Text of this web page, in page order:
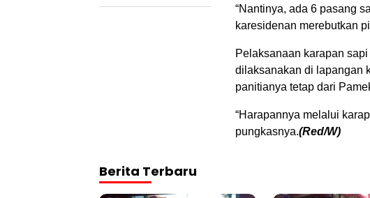
“Nantinya, ada 6 pasang
karesidenan merebutkan
Pelaksanaan karapan
dilaksanakan di lapangan
panitianya tetap dari
“Harapannya melalui
pungkasnya.(Red/W)
Berita Terbaru